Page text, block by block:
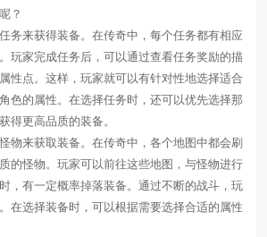
？
务来获得装备。在传奇中，每个任务都有相应
玩家完成任务后，可以通过查看任务奖励的描
性点。这样，玩家就可以有针对性地选择适合
色的属性。在选择任务时，还可以优先选择那
得更高品质的装备。
物来获取装备。在传奇中，各个地图中都会刷
的怪物。玩家可以前往这些地图，与怪物进行
，有一定概率掉落装备。通过不断的战斗，玩
在选择装备时，可以根据需要选择合适的属性